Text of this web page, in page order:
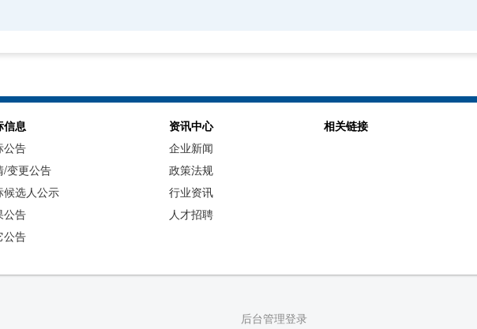
信息
公告
/变更公告
候选人公示
公告
公告
资讯中心
企业新闻
政策法规
行业资讯
人才招聘
相关链接
后台管理登录